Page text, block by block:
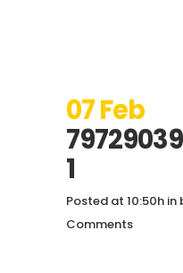
07 Feb
1
Posted at 10:50h in
Comments